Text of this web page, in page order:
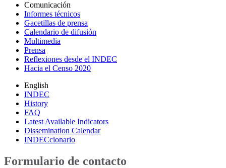
Comunicación
Informes técnicos
Gacetillas de prensa
Calendario de difusión
Multimedia
Prensa
Reflexiones desde el INDEC
Hacia el Censo 2020
English
INDEC
History
FAQ
Latest Available Indicators
Dissemination Calendar
INDECcionario
Formulario de contacto